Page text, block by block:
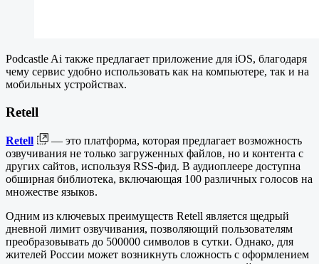
Podcastle Ai также предлагает приложение для iOS, благодаря
чему сервис удобно использовать как на компьютере, так и на
мобильных устройствах.
Retell
Retell
— это платформа, которая предлагает возможность
озвучивания не только загруженных файлов, но и контента с
других сайтов, используя RSS-фид. В аудиоплеере доступна
обширная библиотека, включающая 100 различных голосов на
множестве языков.
Одним из ключевых преимуществ Retell является щедрый
дневной лимит озвучивания, позволяющий пользователям
преобразовывать до 500000 символов в сутки. Однако, для
жителей России может возникнуть сложность с оформлением